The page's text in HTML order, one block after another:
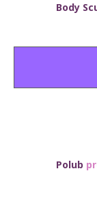
Body
Polub